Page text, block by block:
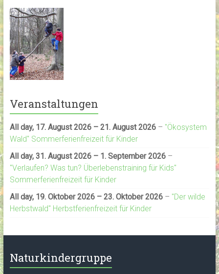
Veranstaltungen
All day, 17. August 2026 – 21. August 2026– "Ökosystem
Wald" Sommerferienfreizeit für Kinder
All day, 31. August 2026 – 1. September 2026–
"Verlaufen? Was tun? Überlebenstraining für Kids"
Sommerferienfreizeit für Kinder
All day, 19. Oktober 2026 – 23. Oktober 2026– "Der wilde
Herbstwald" Herbstferienfreizeit für Kinder
Naturkindergruppe